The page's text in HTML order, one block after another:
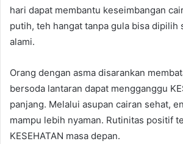
hari dapat membantu keseimbangan
putih, teh hangat tanpa gula bisa dipilih
alami.
Orang dengan asma disarankan
bersoda lantaran dapat mengganggu
panjang. Melalui asupan cairan sehat,
mampu lebih nyaman. Rutinitas positif
KESEHATAN masa depan.